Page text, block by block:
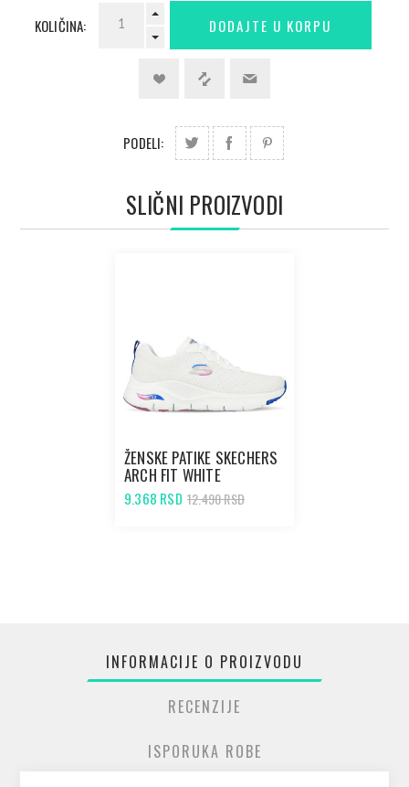
KOLIČINA:
PODELI:
SLIČNI PROIZVODI
ŽENSKE PATIKE SKECHERS
ARCH FIT WHITE
9.368 RSD 12.490 RSD
INFORMACIJE O PROIZVODU
RECENZIJE
ISPORUKA ROBE